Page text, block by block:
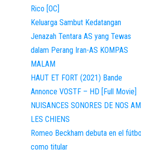
Rico [OC]
Keluarga Sambut Kedatangan
Jenazah Tentara AS yang Tewas
dalam Perang Iran-AS KOMPAS
MALAM
HAUT ET FORT (2021) Bande
Annonce VOSTF – HD [Full Movie]
NUISANCES SONORES DE NOS
LES CHIENS
Romeo Beckham debuta en el
como titular